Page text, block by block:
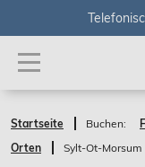
Startseite Buchen:
Orten
Sylt-Ot-Morsum